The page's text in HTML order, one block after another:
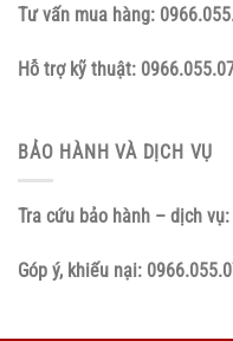
Tư vấn mua hàng:
Hỗ trợ kỹ thuật:
BẢO HÀNH VÀ DỊCH VỤ
Tra cứu bảo hành – dịch vụ:
Góp ý, khiếu nại: